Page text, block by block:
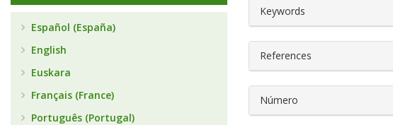
Keywords
References
Número
Español (España)
English
Euskara
Français (France)
Português (Portugal)